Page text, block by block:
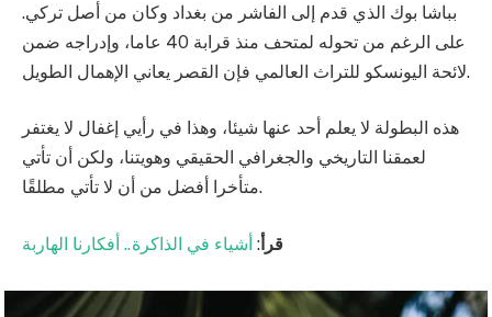
بباشا بوك الذي قدم إلى الفاشر من بغداد وكان من أصل تركي.
على الرغم من تحوله لمتحف منذ قرابة 40 عاما، وإدراجه ضمن
لائحة اليونسكو للتراث العالمي فإن القصر يعاني الإهمال الطويل.
هذه البطولة لا يعلم أحد عنها شيئا، وهذا في رأيي إغفال لا يغتفر
لعمقنا التاريخي والجغرافي الحقيقي وهويتنا، ولكن أن تأتي
متأخرا أفضل من أن لا تأتي مطلقًا.
قرأ: أشياء في الذاكرة.. أفكارنا الهاربة